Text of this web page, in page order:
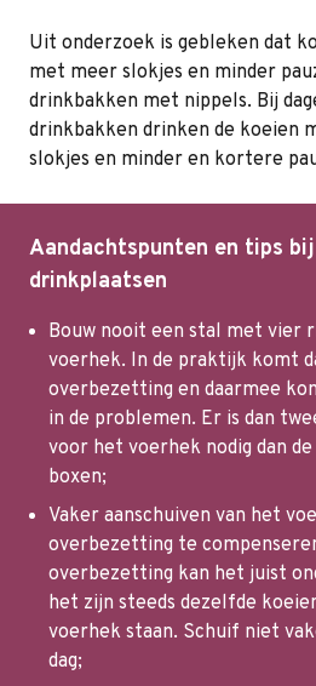
Uit onderzoek is gebleken dat
met meer slokjes en minder
drinkbakken met nippels. Bij
drinkbakken drinken de koeien
slokjes en minder en kortere
Aandachtspunten en tips
drinkplaatsen
Bouw nooit een stal met vier
voerhek. In de praktijk komt
overbezetting en daarmee
in de problemen. Er is dan
voor het voerhek nodig dan
boxen;
Vaker aanschuiven van het
overbezetting te
overbezetting kan het juist
het zijn steeds dezelfde
voerhek staan. Schuif niet
dag;